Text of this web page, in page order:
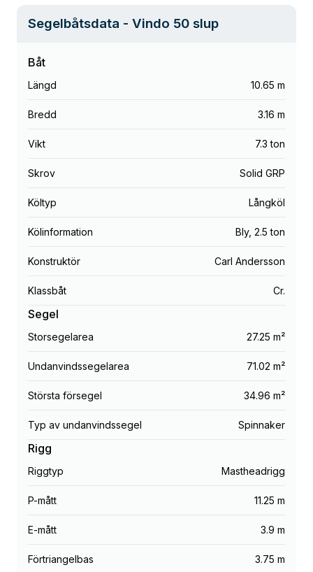
Segelbåtsdata - Vindo 50 slup
Båt
Längd 10.65 m
Bredd 3.16 m
Vikt 7.3 ton
Skrov Solid GRP
Költyp Långköl
Kölinformation Bly, 2.5 ton
Konstruktör Carl Andersson
Klassbåt Cr.
Segel
Storsegelarea 27.25 m²
Undanvindssegelarea 71.02 m²
Största försegel 34.96 m²
Typ av undanvindssegel Spinnaker
Rigg
Riggtyp Mastheadrigg
P-mått 11.25 m
E-mått 3.9 m
Förtriangelbas 3.75 m